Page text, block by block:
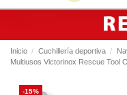
Inicio Cuchillería deportiva
Multiusos Victorinox Rescue Tool
-15%